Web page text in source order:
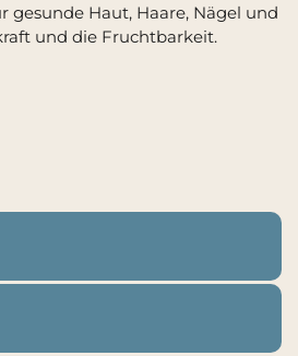
gesunde Haut, Haare, Nägel und
und die Fruchtbarkeit.